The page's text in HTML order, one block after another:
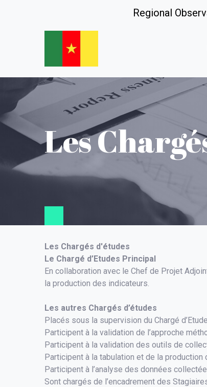
Regional
Les
Les Chargés d'études
Le Chargé d’Etudes Principal
En collaboration avec le Chef de Projet
la production des indicateurs.
Les autres Chargés d’études
Placés sous la supervision du Chargé
Participent à la validation de l’approche
Participent à la validation des outils de
Participent à la tabulation et de la production
Participent à l’analyse des données
Sont chargés de l’encadrement des